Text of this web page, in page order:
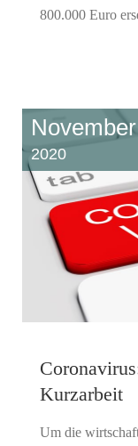
800.000 Euro
November
2020
Kurzarbeit
Um die